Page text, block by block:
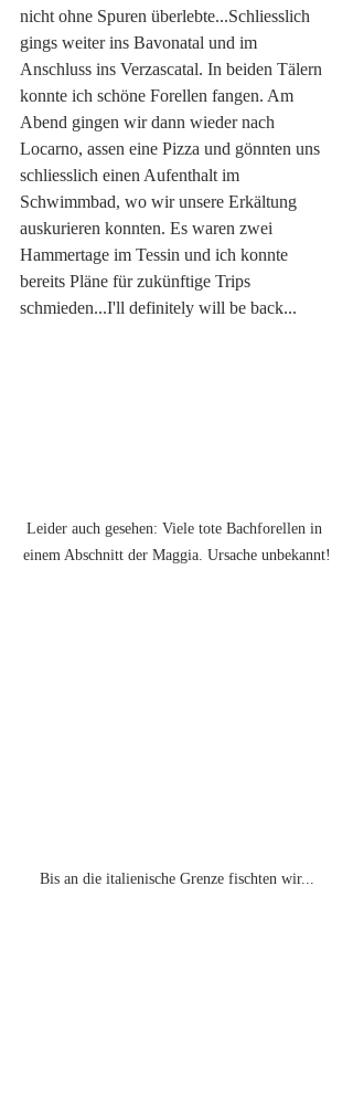
nicht ohne Spuren überlebte...Schliesslich
gings weiter ins Bavonatal und im
Anschluss ins Verzascatal. In beiden Tälern
konnte ich schöne Forellen fangen. Am
Abend gingen wir dann wieder nach
Locarno, assen eine Pizza und gönnten uns
schliesslich einen Aufenthalt im
Schwimmbad, wo wir unsere Erkältung
auskurieren konnten. Es waren zwei
Hammertage im Tessin und ich konnte
bereits Pläne für zukünftige Trips
schmieden...I'll definitely will be back...
Leider auch gesehen: Viele tote Bachforellen in
einem Abschnitt der Maggia. Ursache unbekannt!
Bis an die italienische Grenze fischten wir...